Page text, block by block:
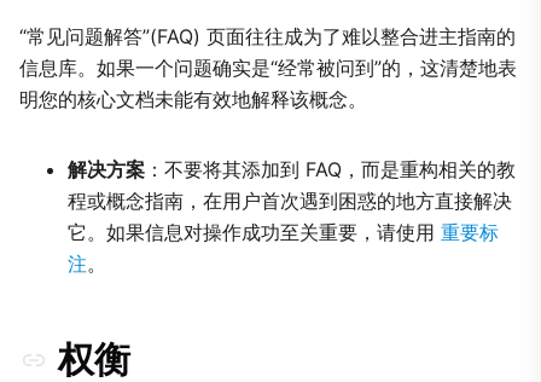
“常见问题解答”(FAQ) 页面往往成为了难以整合进主指南的
信息库。如果一个问题确实是“经常被问到”的，这清楚地表
明您的核心文档未能有效地解释该概念。
解决方案 ：不要将其添加到 FAQ，而是重构相关的教
程或概念指南，在用户首次遇到困惑的地方直接解决
它。如果信息对操作成功至关重要，请使用 重要标
注。
权衡